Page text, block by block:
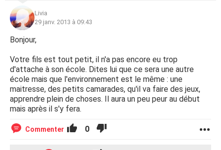
Livia
29 janv. 2013 à 09:43
Bonjour,
Votre fils est tout petit, il n'a pas encore eu trop
d'attache à son école. Dites lui que ce sera une autre
école mais que l'environnement est le même : une
maitresse, des petits camarades, qu'il va faire des jeux,
apprendre plein de choses. Il aura un peu peur au début
mais après il s'y fera.
Commenter 0